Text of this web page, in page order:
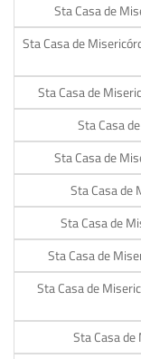
Sta Casa de
Sta Casa de
Sta Casa de
Sta Casa
Sta Casa de
Sta Casa de
Sta Casa de
Sta Casa de
Sta Casa de
Sta Casa